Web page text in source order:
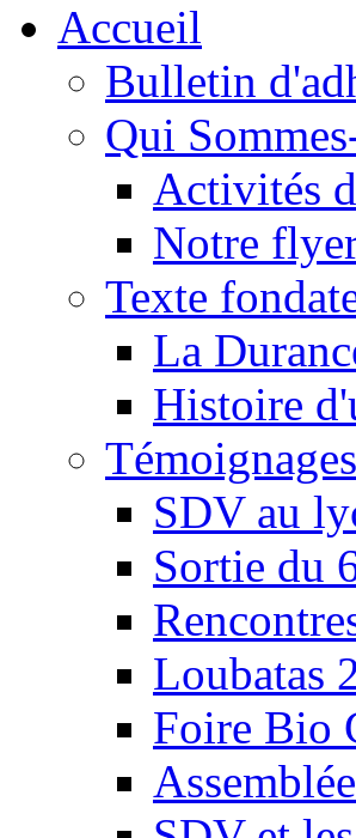
Accueil
Bulletin
Qui
Activités
Notre
Texte
La
Histoire
SDV au
Sortie du
Loubatas
Foire Bio